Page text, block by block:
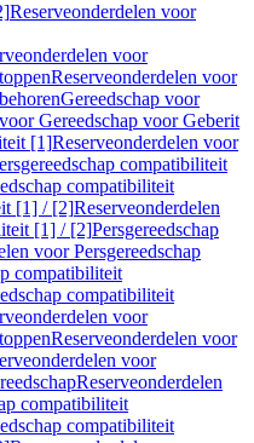
Reserveonderdelen voor
voor
Reserveonderdelen voor
Gereedschap voor
Gereedschap voor Geberit
[1]Reserveonderdelen voor
compatibiliteit
compatibiliteit
[1] / [2]Reserveonderdelen
[1] / [2]Persgereedschap
voor Persgereedschap
compatibiliteit
compatibiliteit
voor
Reserveonderdelen voor
voor
Reserveonderdelen
compatibiliteit
compatibiliteit